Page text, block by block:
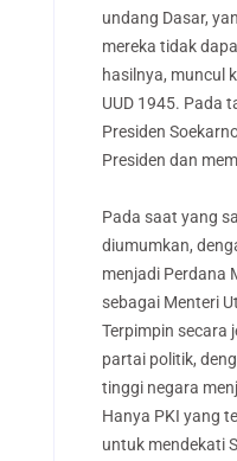
undang Dasar,
mereka tidak
hasilnya, muncul
UUD 1945. Pada
Presiden
Presiden dan
Pada saat yang
diumumkan,
menjadi Perdana
sebagai Menteri
Terpimpin secara
partai politik,
tinggi negara
Hanya PKI yang
untuk mendekati